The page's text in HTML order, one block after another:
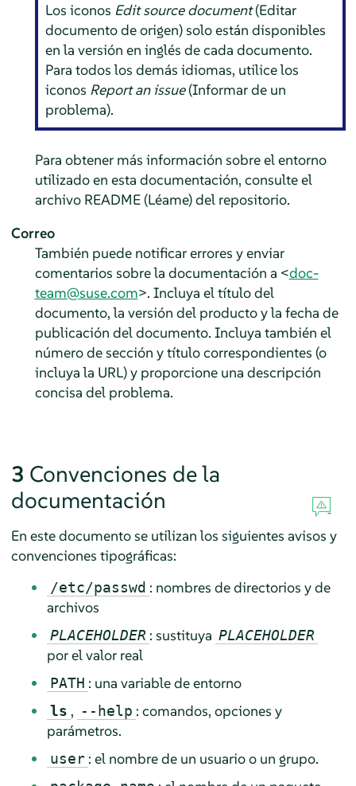
Los iconos Edit source document(Editar
documento de origen) solo están disponibles
en la versión en inglés de cada documento.
Para todos los demás idiomas, utilice los
iconos Report an issue(Informar de un
problema).
Para obtener más información sobre el entorno
utilizado en esta documentación, consulte el
archivo README (Léame) del repositorio.
Correo
También puede notificar errores y enviar
comentarios sobre la documentación a <doc-
team@suse.com>. Incluya el título del
documento, la versión del producto y la fecha de
publicación del documento. Incluya también el
número de sección y título correspondientes (o
incluya la URL) y proporcione una descripción
concisa del problema.
3 Convenciones de la
documentación
En este documento se utilizan los siguientes avisos y
convenciones tipográficas:
/etc/passwd : nombres de directorios y de
archivos
PLACEHOLDER : sustituya PLACEHOLDER
por el valor real
PATH : una variable de entorno
ls , --help : comandos, opciones y
parámetros.
user : el nombre de un usuario o un grupo.